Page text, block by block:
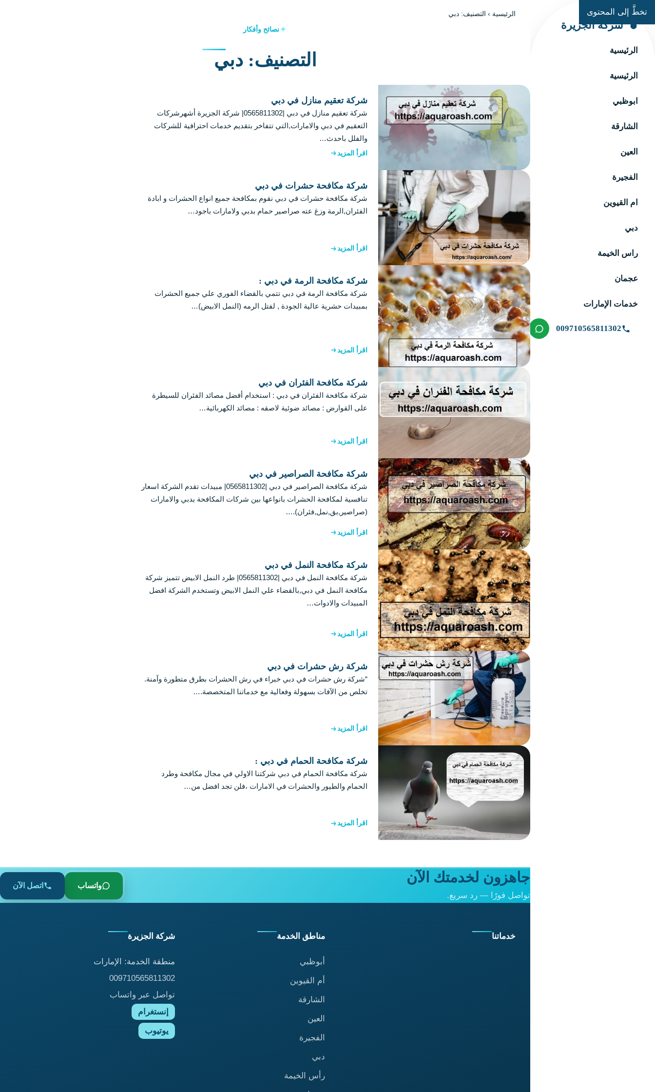
تخطَّ إلى المحتوى
شركة الجزيرة
الرئيسية
الرئيسية
ابوظبي
الشارقة
العين
الفجيرة
ام القيوين
دبي
راس الخيمة
عجمان
خدمات الإمارات
009710565811302
الرئيسية › التصنيف: دبي
نصائح وأفكار
التصنيف: دبي
شركة تعقيم منازل في دبي
شركة تعقيم منازل في دبي |0565811302| شركة الجزيرة أشهرشركات
التعقيم في دبي والامارات,التي تتفاخر بتقديم خدمات احترافية للشركات
والفلل باحدث…
اقرأ المزيد
شركة مكافحة حشرات في دبي
شركة مكافحة حشرات في دبي نقوم بمكافحة جميع انواع الحشرات و ابادة
الفئران,الرمة وزغ عته صراصير حمام بدبي ولامارات باجود…
اقرأ المزيد
شركة مكافحة الرمة في دبي :
شركة مكافحة الرمة في دبي تتمي بالقضاء الفوري علي جميع الحشرات
بمبيدات حشرية عالية الجودة , لفتل الرمه (النمل الابيض)…
اقرأ المزيد
شركة مكافحة الفئران في دبي
شركة مكافحة الفئران في دبي : استخدام أفضل مصائد الفئران للسيطرة
على القوارض : مصائد ضوئية لاصقه : مصائد الكهربائية…
اقرأ المزيد
شركة مكافحة الصراصير في دبي
شركة مكافحة الصراصير في دبي |0565811302| مبيدات تقدم الشركة اسعار
تنافسية لمكافحة الحشرات بانواعها بين شركات المكافحة بدبي والامارات
(صراصير,بق,نمل,فئران).…
اقرأ المزيد
شركة مكافحة النمل في دبي
شركة مكافحة النمل في دبي |0565811302| طرد النمل الابيض تتميز شركة
مكافحة النمل في دبي,بالقضاء علي النمل الابيض وتستخدم الشركة افضل
المبيدات والادوات…
اقرأ المزيد
شركة رش حشرات في دبي
“شركة رش حشرات في دبي خبراء في رش الحشرات بطرق متطورة وآمنة.
تخلص من الآفات بسهولة وفعالية مع خدماتنا المتخصصة.…
اقرأ المزيد
شركة مكافحة الحمام في دبي :
شركة مكافحة الحمام في دبي شركتنا الاولي في مجال مكافحة وطرد
الحمام والطيور والحشرات في الامارات ،فلن تجد افضل من…
اقرأ المزيد
جاهزون لخدمتك الآن
تواصل فورًا — رد سريع.
واتساب اتصل الآن
خدماتنا مناطق الخدمة
أبوظبي
أم القيوين
الشارقة
العين
الفجيرة
دبي
رأس الخيمة
شركة الجزيرة
منطقة الخدمة: الإمارات
009710565811302
تواصل عبر واتساب
إنستغرام
يوتيوب